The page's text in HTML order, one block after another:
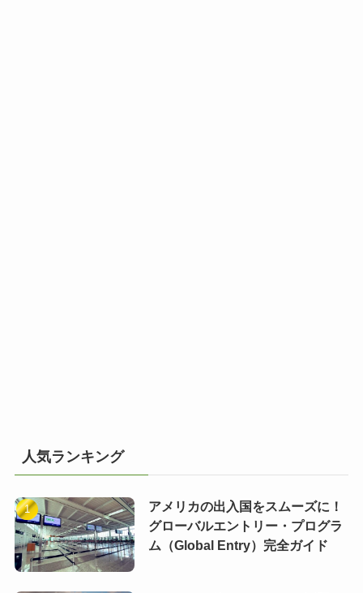
人気ランキング
アメリカの出入国をスムーズに！
グローバルエントリー・プログラ
ム（Global Entry）完全ガイド